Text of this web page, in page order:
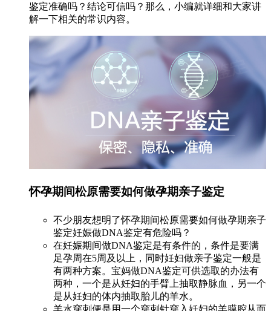
鉴定准确吗？结论可信吗？那么，小编就详细和大家讲
解一下相关的常识内容。
怀孕期间松原需要如何做孕期亲子鉴定
不少朋友想明了怀孕期间松原需要如何做孕期亲子
鉴定妊娠做DNA鉴定有危险吗？
在妊娠期间做DNA鉴定是有条件的，条件是要满
足孕周在5周及以上，同时妊妇做亲子鉴定一般是
有两种方案。宝妈做DNA鉴定可供选取的办法有
两种，一个是从妊妇的手臂上抽取静脉血，另一个
是从妊妇的体内抽取胎儿的羊水。